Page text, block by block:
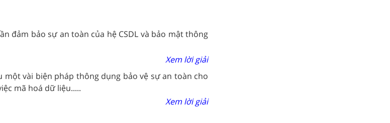
đảm bảo sự an toàn của hệ CSDL và bảo mật thông
Xem lời giải
một vài biện pháp thông dụng bảo vệ sự an toàn cho
mã hoá dữ liệu.....
Xem lời giải